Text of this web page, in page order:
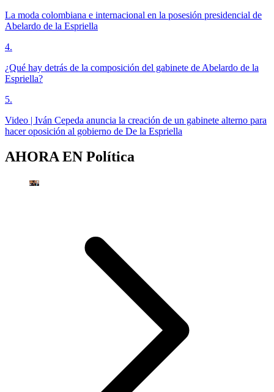
La moda colombiana e internacional en la posesión presidencial de
Abelardo de la Espriella
4.
¿Qué hay detrás de la composición del gabinete de Abelardo de la
Espriella?
5.
Video | Iván Cepeda anuncia la creación de un gabinete alterno para
hacer oposición al gobierno de De la Espriella
AHORA EN Política